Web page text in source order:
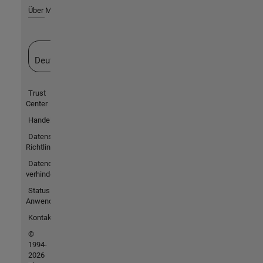
Über MathWorks
Deutschland
Trust
Center
Handelsmarken
Datenschutz-
Richtlinien
Datendiebstahl
verhindern
Status von
Anwendungen
Kontakt
©
1994-
2026